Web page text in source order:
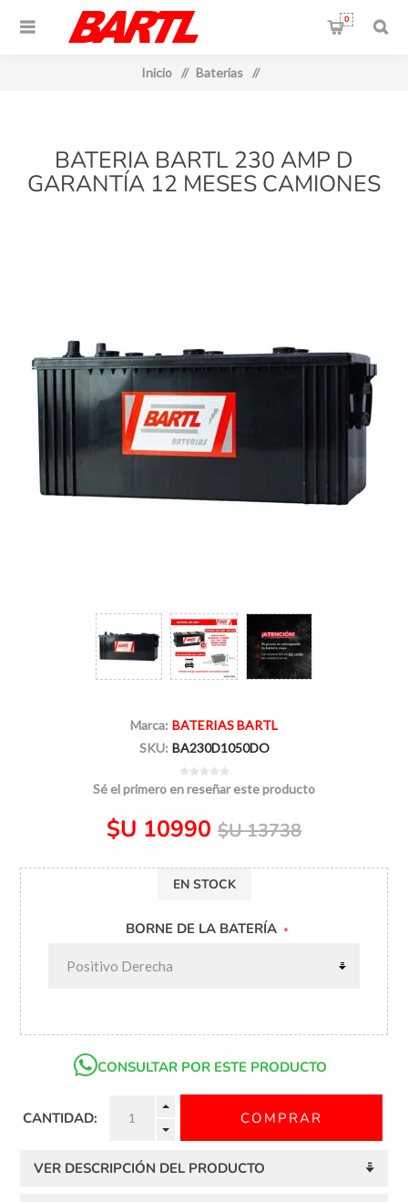
0
Inicio / Baterias /
BATERIA BARTL 230 AMP D
GARANTÍA 12 MESES CAMIONES
Marca: BATERIAS BARTL
SKU: BA230D1050DO
Sé el primero en reseñar este producto
$U 10990 $U 13738
BORNE DE LA BATERÍA *
EN STOCK
CONSULTAR POR ESTE PRODUCTO
CANTIDAD:
VER DESCRIPCIÓN DEL PRODUCTO